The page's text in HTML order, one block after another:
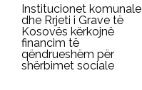
Institucionet komunale
dhe Rrjeti i Grave të
Kosovës kërkojnë
financim të
qëndrueshëm për
shërbimet sociale